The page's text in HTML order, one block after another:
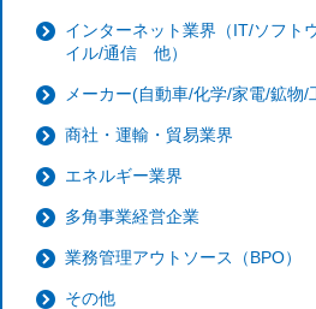
インターネット業界（IT/ソフト
イル/通信 他）
メーカー(自動車/化学/家電/鉱
商社・運輸・貿易業界
エネルギー業界
多角事業経営企業
業務管理アウトソース（BPO）
その他